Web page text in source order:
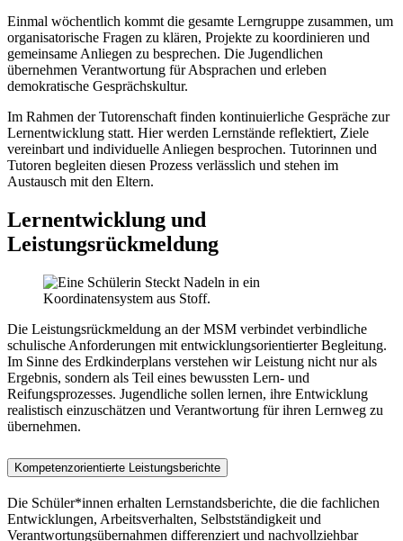
Einmal wöchentlich kommt die gesamte Lerngruppe zusammen, um
organisatorische Fragen zu klären, Projekte zu koordinieren und
gemeinsame Anliegen zu besprechen. Die Jugendlichen
übernehmen Verantwortung für Absprachen und erleben
demokratische Gesprächskultur.
Im Rahmen der Tutorenschaft finden kontinuierliche Gespräche zur
Lernentwicklung statt. Hier werden Lernstände reflektiert, Ziele
vereinbart und individuelle Anliegen besprochen. Tutorinnen und
Tutoren begleiten diesen Prozess verlässlich und stehen im
Austausch mit den Eltern.
Lernentwicklung und
Leistungsrückmeldung
Die Leistungsrückmeldung an der MSM verbindet verbindliche
schulische Anforderungen mit entwicklungsorientierter Begleitung.
Im Sinne des Erdkinderplans verstehen wir Leistung nicht nur als
Ergebnis, sondern als Teil eines bewussten Lern- und
Reifungsprozesses. Jugendliche sollen lernen, ihre Entwicklung
realistisch einzuschätzen und Verantwortung für ihren Lernweg zu
übernehmen.
Kompetenzorientierte Leistungsberichte
Die Schüler*innen erhalten Lernstandsberichte, die die fachlichen
Entwicklungen, Arbeitsverhalten, Selbstständigkeit und
Verantwortungsübernahmen differenziert und nachvollziehbar